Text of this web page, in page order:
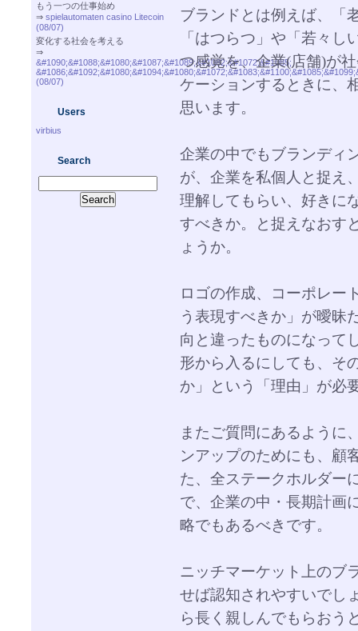
もう一つの仕事始め
⇒ spielautomaten casino Litecoin
(08/07)
変化する社会を考える
⇒
&#1090;&#1088;&#1080;&#1087;&#1089;&#1082;&#1072;&#1085;
(08/07)
Users
virbius
Search
ブランドとは例えば、「
「はつらつ」や「若々
つ感覚を、企業(店舗)が
ケーションするときに、
思います。
企業の中でもブランディ
が、企業を私個人と捉え
理解してもらい、好きに
すべきか。と捉えなおす
ょうか。
ロゴの作成、コーポレー
う表現すべきか」が曖昧
向と違ったものになって
形から入るにしても、そ
か」という「理由」が必
またご質問にあるように
ンアップのためにも、顧
た、全ステークホルダー
で、企業の中・長期計画
略でもあるべきです。
ニッチマーケット上のブ
せば認知されやすいでし
ら長く親しんでもらおう